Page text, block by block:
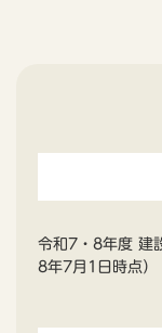
令和7・8年度 建
8年7月1日時点）